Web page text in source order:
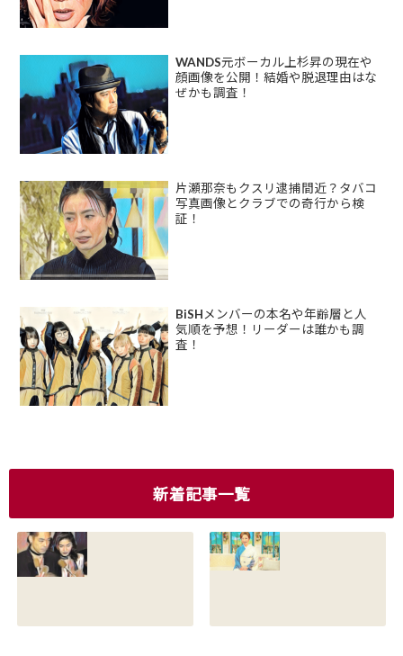
WANDS元ボーカル上杉昇の現在や
顔画像を公開！結婚や脱退理由はな
ぜかも調査！
片瀬那奈もクスリ逮捕間近？タバコ
写真画像とクラブでの奇行から検
証！
BiSHメンバーの本名や年齢層と人
気順を予想！リーダーは誰かも調
査！
新着記事一覧